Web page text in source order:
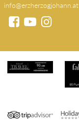
info@erzherzogjohann.at